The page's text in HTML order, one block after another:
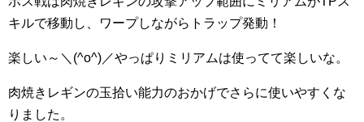
キルで移動し、ワープしながらトラップ発動！
楽しい～＼(^o^)／やっぱりミリアムは使ってて楽しいな。
肉焼きレギンの玉拾い能力のおかげでさらに使いやすくな
りました。